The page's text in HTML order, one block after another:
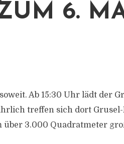
6.
Ab 15:30 Uhr lädt der
treffen sich dort
3.000 Quadratmeter